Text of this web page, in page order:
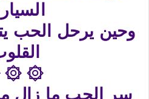
وحين يرحل الحب
۞ ۞
سر الحب ما زال